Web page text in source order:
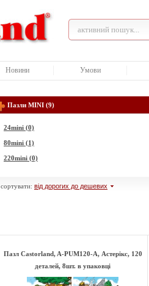
Новини Умови
Пазли MINI (9)
24mini (0)
80mini (1)
220mini (0)
сортувати: від дорогих до дешевих
Пазл Castorland, A-РUМ120-A, Астерікс, 120
деталей, 8шт. в упаковці